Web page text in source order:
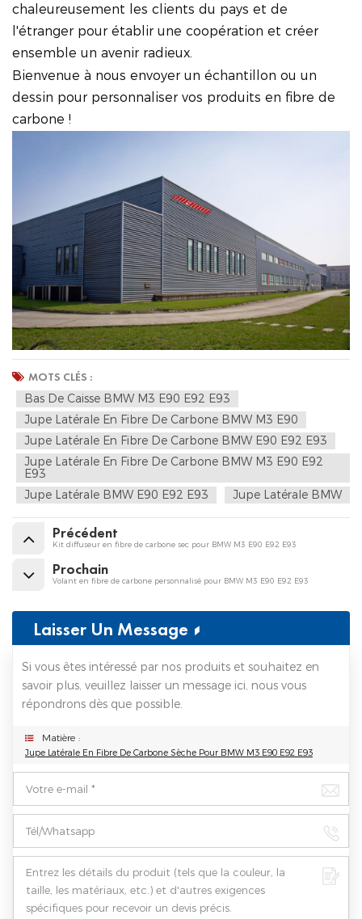
chaleureusement les clients du pays et de
l'étranger pour établir une coopération et créer
ensemble un avenir radieux.
Bienvenue à nous envoyer un échantillon ou un
dessin pour personnaliser vos produits en fibre de
carbone !
MOTS CLÉS :
Bas De Caisse BMW M3 E90 E92 E93
Jupe Latérale En Fibre De Carbone BMW M3 E90
Jupe Latérale En Fibre De Carbone BMW E90 E92 E93
Jupe Latérale En Fibre De Carbone BMW M3 E90 E92
E93
Jupe Latérale BMW E90 E92 E93
Jupe Latérale BMW
Précédent
Kit diffuseur en fibre de carbone sec pour BMW M3 E90 E92 E93
Prochain
Volant en fibre de carbone personnalisé pour BMW M3 E90 E92 E93
Laisser Un Message
Si vous êtes intéressé par nos produits et souhaitez en
savoir plus, veuillez laisser un message ici, nous vous
répondrons dès que possible.
Matière :
Jupe Latérale En Fibre De Carbone Sèche Pour BMW M3 E90 E92 E93